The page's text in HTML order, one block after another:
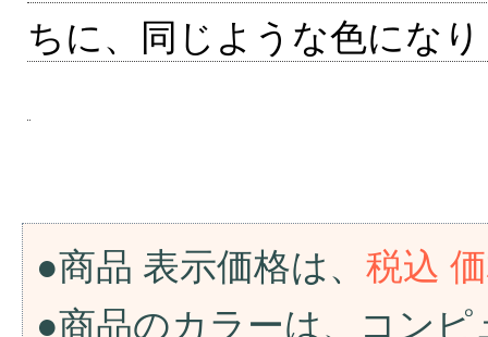
ちに、同じような色にな
●商品 表示価格は、 税込
●商品のカラーは、コン